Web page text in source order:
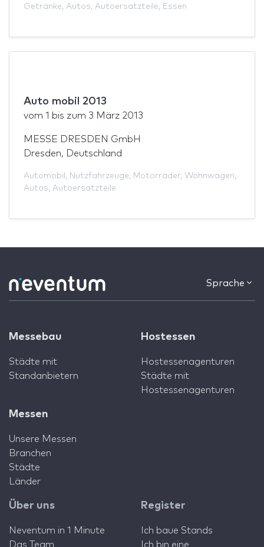
Getränke, Autos, Autoersatzteile, Essen
Auto mobil 2013
vom 1 bis zum 3 März 2013
MESSE DRESDEN GmbH
Dresden, Deutschland
Automobil , Nutzfahrzeuge, Motorräder, Wohnwägen,
Autos, Autoersatzteile
Sprache
Messebau
Städte mit
Standanbietern
Hostessen
Hostessenagenturen
Städte mit
Hostessenagenturen
Messen
Unsere Messen
Branchen
Städte
Länder
Über uns
Neventum in 1 Minute
Das Team
Register
Ich baue Stands
Ich bin eine